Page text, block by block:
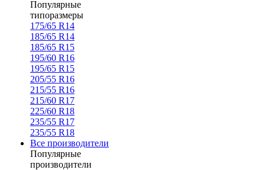
Популярные
типоразмеры
175/65 R14
185/65 R14
185/65 R15
195/60 R16
195/65 R15
205/55 R16
215/55 R16
215/60 R17
225/60 R18
235/55 R17
235/55 R18
Все производители
Популярные
производители